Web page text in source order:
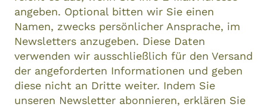
angeben. Optional bitten wir Sie einen
Namen, zwecks persönlicher Ansprache, im
Newsletters anzugeben. Diese Daten
verwenden wir ausschließlich für den Versand
der angeforderten Informationen und geben
diese nicht an Dritte weiter. Indem Sie
unseren Newsletter abonnieren, erklären Sie